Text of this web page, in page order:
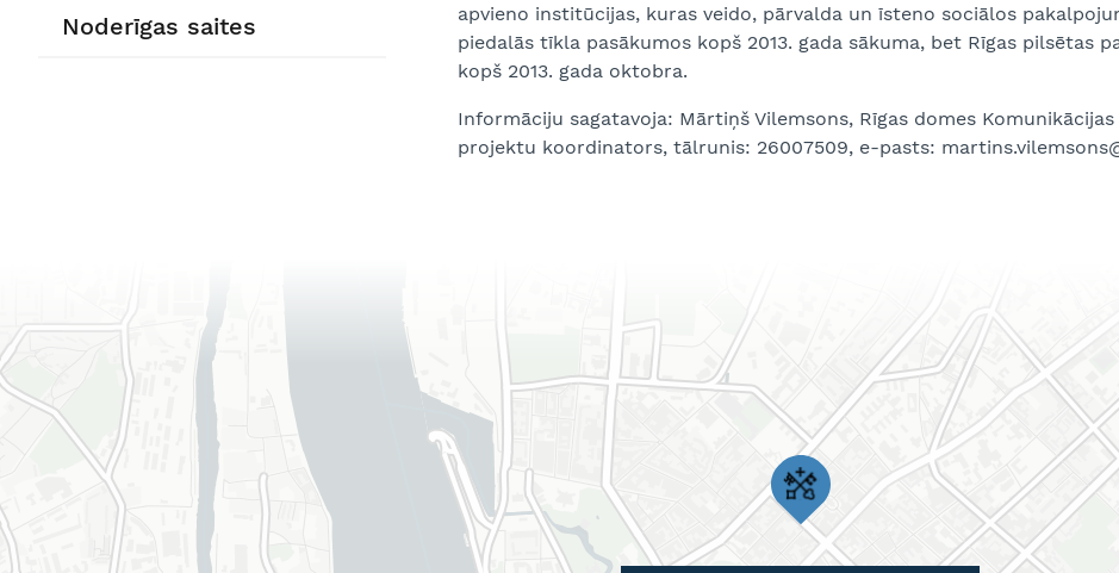
Noderīgas saites
apvieno institūcijas, kuras veido, pārvalda un īsteno sociālos
piedalās tīkla pasākumos kopš 2013. gada sākuma, bet Rīgas pilsētas
kopš 2013. gada oktobra.
Informāciju sagatavoja: Mārtiņš Vilemsons, Rīgas domes
projektu koordinators, tālrunis: 26007509, e-pasts: